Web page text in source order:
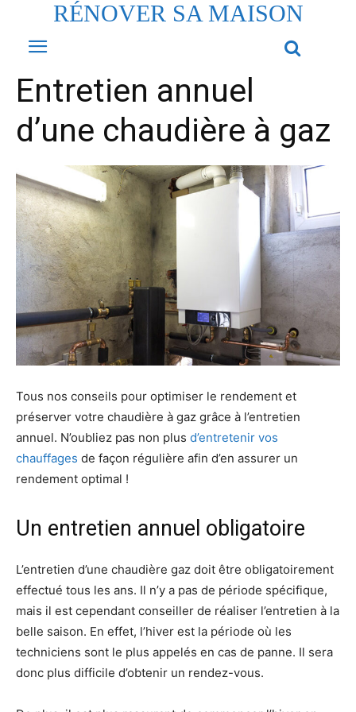
RÉNOVER SA MAISON
Entretien annuel
d’une chaudière à gaz
Tous nos conseils pour optimiser le rendement et
préserver votre chaudière à gaz grâce à l’entretien
annuel. N’oubliez pas non plus d’entretenir vos
chauffages de façon régulière afin d’en assurer un
rendement optimal !
Un entretien annuel obligatoire
L’entretien d’une chaudière gaz doit être obligatoirement
effectué tous les ans. Il n’y a pas de période spécifique,
mais il est cependant conseiller de réaliser l’entretien à la
belle saison. En effet, l’hiver est la période où les
techniciens sont le plus appelés en cas de panne. Il sera
donc plus difficile d’obtenir un rendez-vous.